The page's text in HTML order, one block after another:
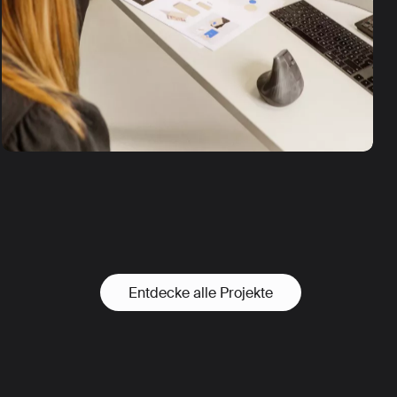
Entdecke alle Projekte